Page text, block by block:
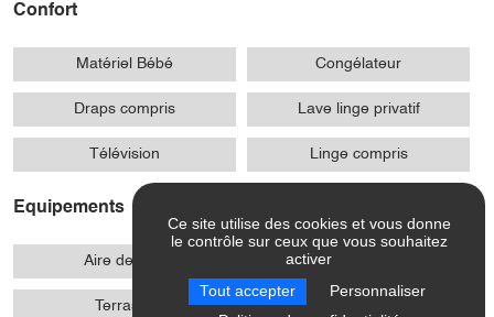
Confort
Matériel Bébé Congélateur
Draps compris Lave linge privatif
Télévision Linge compris
Equipements
Aire de jeux Salon de jardin
Terrasse
Ce site utilise des cookies et vous donne
le contrôle sur ceux que vous souhaitez
activer
Tout accepter Personnaliser